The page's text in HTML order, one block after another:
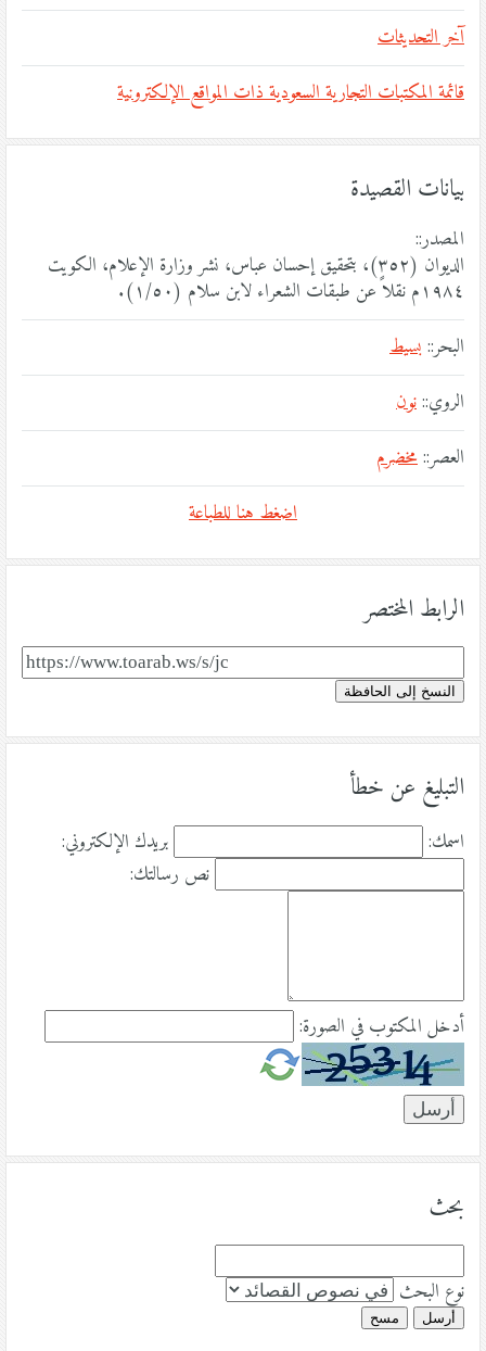
آخر التحديثات
قائمة المكتبات التجارية السعودية ذات المواقع الإلكترونية
بيانات القصيدة
المصدر::
الديوان (٣٥٢)، بتحقيق إحسان عباس، نشر وزارة الإعلام، الكويت
١٩٨٤م نقلاً عن طبقات الشعراء لابن سلام (١/٥٠).
البحر::بسيط
الروي::نون
العصر::مخضرم
اضغط هنا للطباعة
الرابط المختصر
النسخ إلى الحافظة
التبليغ عن خطأ
اسمك:
بريدك الإلكتروني:
نص رسالتك:
أدخل المكتوب في الصورة:
بحث
نوع البحث
أرسل مسح